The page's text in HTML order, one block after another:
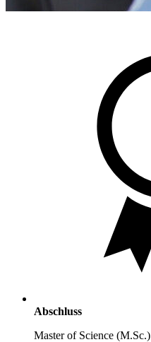
Abschluss
Master of Science (M.Sc.)